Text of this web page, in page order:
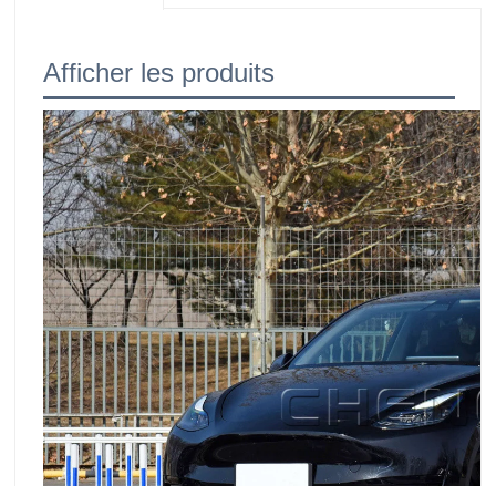
Afficher les produits